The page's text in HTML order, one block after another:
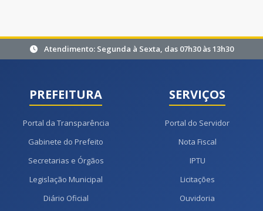
Atendimento: Segunda à Sexta, das 07h30 às 13h30
PREFEITURA
Portal da Transparência
Gabinete do Prefeito
Secretarias e Órgãos
Legislação Municipal
Diário Oficial
SERVIÇOS
Portal do Servidor
Nota Fiscal
IPTU
Licitações
Ouvidoria